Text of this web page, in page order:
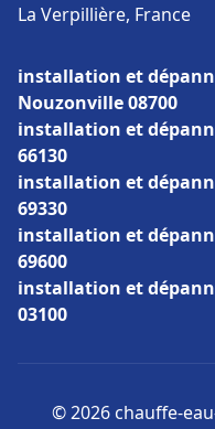
La Verpillière, France
installation et
Nouzonville 08700
installation et
66130
installation et
69330
installation et
69600
installation et
03100
© 2026 chauffe-